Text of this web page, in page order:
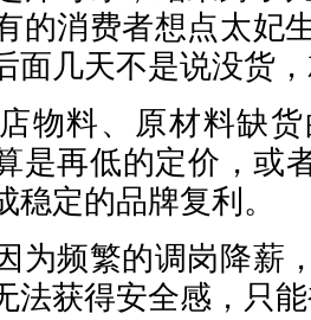
的消费者想点太妃
面几天不是说没货
料、原材料缺货
是再低的定价，或
稳定的品牌复利。
频繁的调岗降薪
法获得安全感，只能